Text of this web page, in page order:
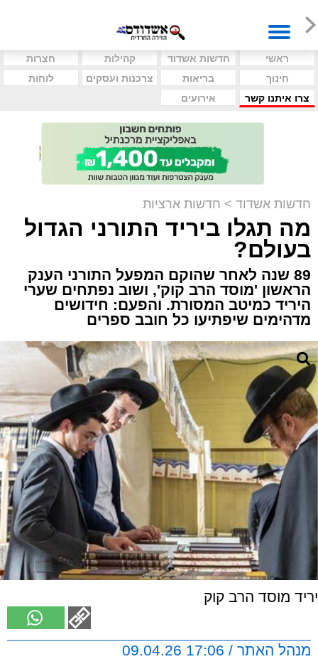
ראשי חדשות אשדוד קהילות
חצרות
חינוך
בריאות צרכנות ועסקים
לוחות
צרו איתנו קשר
אירועים
חדשות אשדוד > חדשות ארציות
מה תגלו ביריד התורני הגדול
בעולם?
89 שנה לאחר שהוקם המפעל התורני הענק
הראשון 'מוסד הרב קוק', ושוב נפתחים שערי
היריד כמיטב המסורת. והפעם: חידושים
מדהימים שיפתיעו כל חובב ספרים
יריד מוסד הרב קוק
מנהל האתר / 17:06 09.04.26